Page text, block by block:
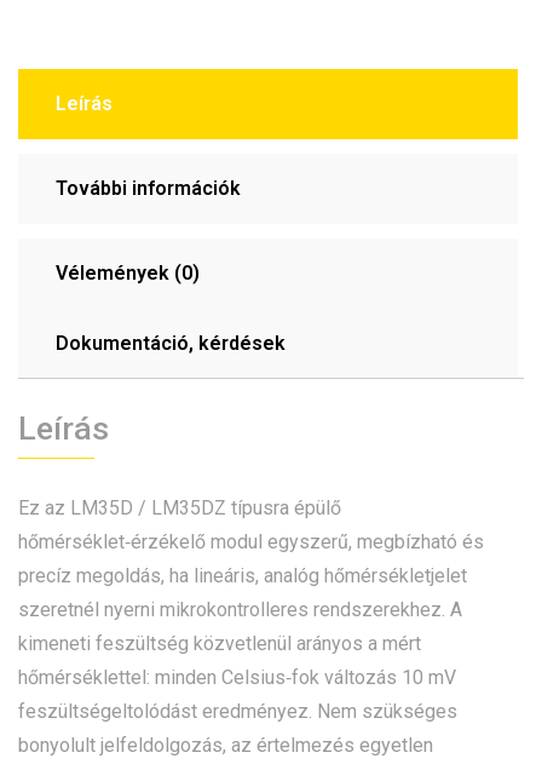
Leírás
További információk
Vélemények (0)
Dokumentáció, kérdések
Leírás
Ez az LM35D / LM35DZ típusra épülő
hőmérséklet‑érzékelő modul egyszerű, megbízható és
precíz megoldás, ha lineáris, analóg hőmérsékletjelet
szeretnél nyerni mikrokontrolleres rendszerekhez. A
kimeneti feszültség közvetlenül arányos a mért
hőmérséklettel: minden Celsius‑fok változás 10 mV
feszültségeltolódást eredményez. Nem szükséges
bonyolult jelfeldolgozás, az értelmezés egyetlen